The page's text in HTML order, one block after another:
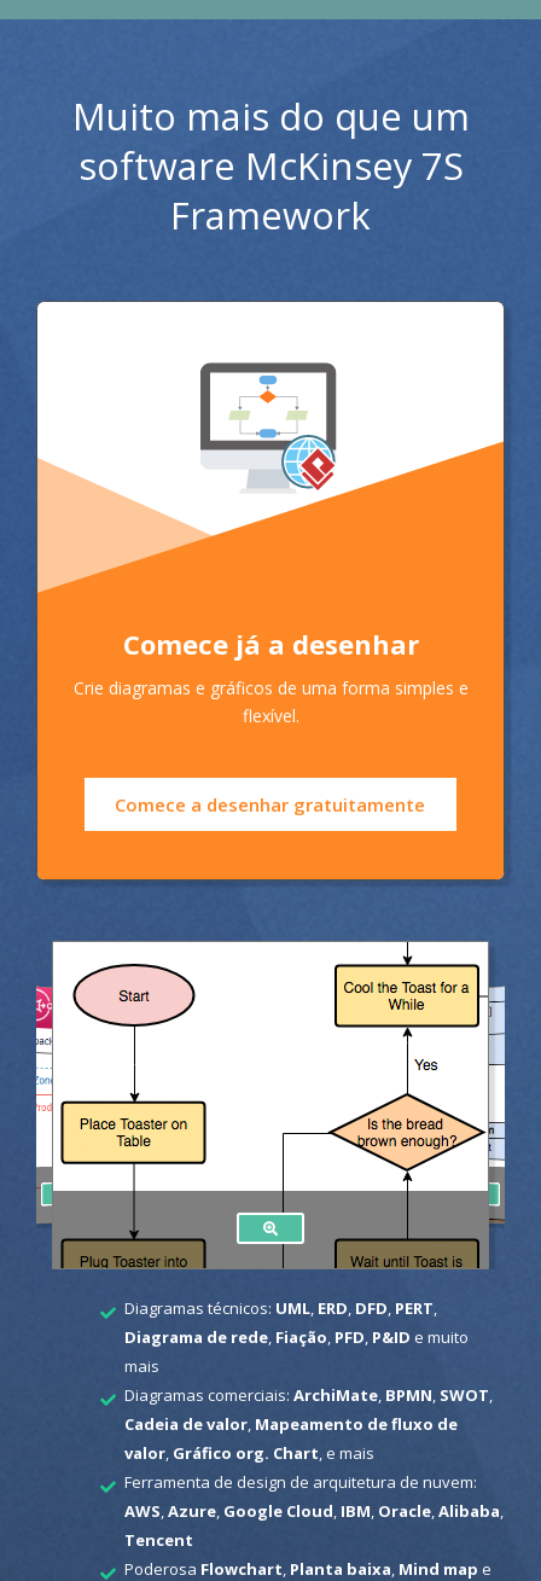
Muito mais do que um
software McKinsey 7S
Framework
Comece já a desenhar
Crie diagramas e gráficos de uma forma simples e
flexível.
Comece a desenhar gratuitamente
Diagramas técnicos: UML, ERD DFD PERT
Diagrama de rede, Fiação PFD P&ID e muito
mais
Diagramas comerciais: ArchiMate, BPMN SWOT
Cadeia de valor, Mapeamento de fluxo de
valor, Gráfico org. Chart , e mais
Ferramenta de design de arquitetura de nuvem:
AWS Azure, Google Cloud IBM Oracle, Alibaba
Tencent
Poderosa Flowchart Planta baixa Mind map e